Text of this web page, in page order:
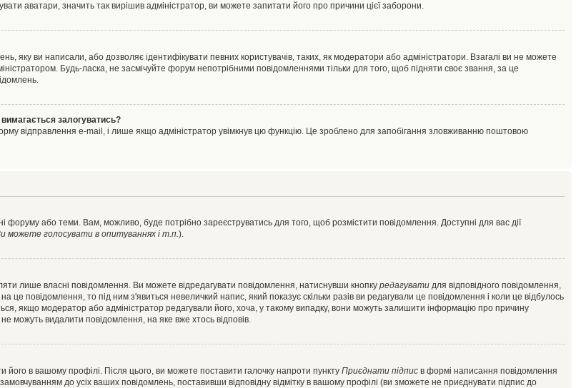
аватари, значить так вирішив адміністратор, ви можете запитати його про причини цієї заборони.
яку ви написали, або дозволяє ідентифікувати певних користувачів, таких, як модератори або адміністратори. Взагалі ви не можете
Будь-ласка, не засмічуйте форум непотрібними повідомленнями тільки для того, щоб підняти своє звання, за це
залогуватись?
відправлення e-mail, і лише якщо адміністратор увімкнув цю функцію. Це зроблено для запобігання зловживанню поштовою
форуму або теми. Вам, можливо, буде потрібно зареєструватись для того, щоб розмістити повідомлення. Доступні для вас дії
голосувати в опитуваннях і т.п.).
лише власні повідомлення. Ви можете відредагувати повідомлення, натиснувши кнопку редагувати для відповідного повідомлення,
повідомлення, то під ним з'явиться невеличкий напис, який показує скільки разів ви редагували це повідомлення і коли це відбулось
якщо модератор або адміністратор редагували його, хоча, у такому випадку, вони можуть залишити інформацію про причину
можуть видалити повідомлення, на яке вже хтось відповів.
в вашому профілі. Після цього, ви можете поставити галочку напроти пункту Приєднати підпис в формі написання повідомлення
до усіх ваших повідомлень, поставивши відповідну відмітку в вашому профілі (ви зможете не приєднувати підпис до